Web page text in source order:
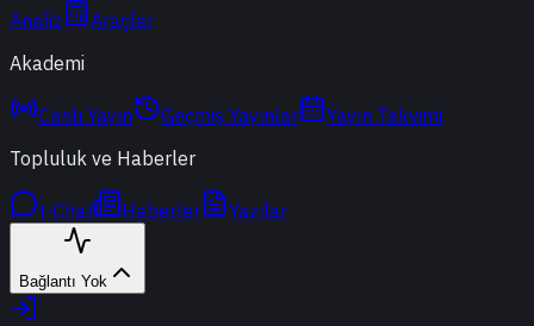
Analiz
Araçlar
Akademi
Canlı Yayın Geçmiş Yayınlar
Yayın Takvimi
Topluluk ve Haberler
t-Chat Haberler Yazılar
Bağlantı Yok